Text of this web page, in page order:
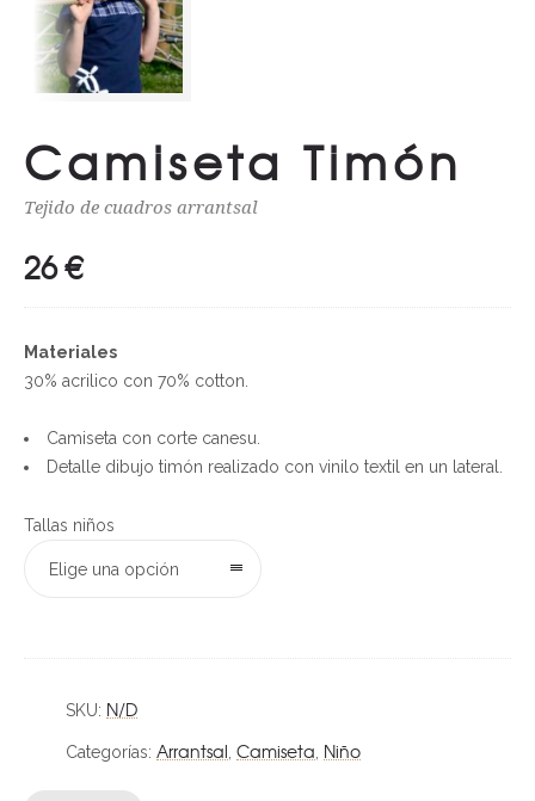
Camiseta Timón
Tejido de cuadros arrantsal
26€
Materiales
30% acrilico con 70% cotton.
Camiseta con corte canesu.
Detalle dibujo timón realizado con vinilo textil en un lateral.
Tallas niños
Elige una opción
SKU: N/D
Categorías: Arrantsal Camiseta Niño